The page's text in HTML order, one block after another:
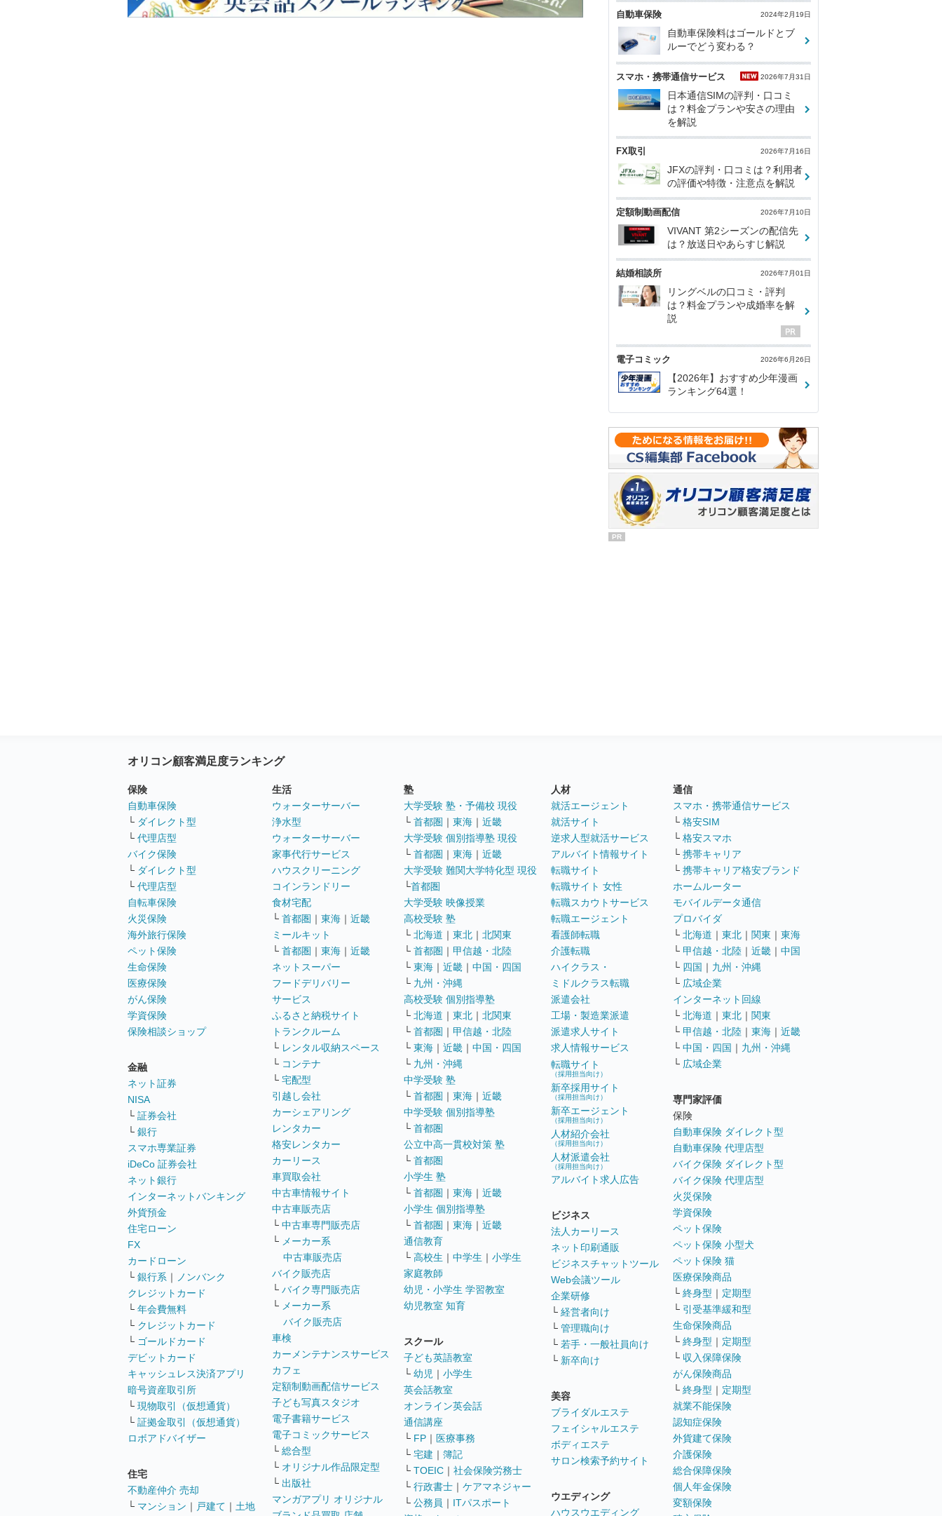
自動車保険 2024年2月19日
自動車保険料はゴールドとブ
ルーでどう変わる？
スマホ・携帯通信サービス 2026年7月31日
日本通信SIMの評判・口コミ
は？料金プランや安さの理由
を解説
FX取引 2026年7月16日
JFXの評判・口コミは？利用者
の評価や特徴・注意点を解説
定額制動画配信 2026年7月10日
VIVANT 第2シーズンの配信先
は？放送日やあらすじ解説
結婚相談所 2026年7月01日
リングベルの口コミ・評判
は？料金プランや成婚率を解
説
電子コミック 2026年6月26日
【2026年】おすすめ少年漫画
ランキング64選！
PR
オリコン顧客満足度ランキング
保険
自動車保険
└ ダイレクト型
└ 代理店型
バイク保険
└ ダイレクト型
└ 代理店型
自転車保険
火災保険
海外旅行保険
ペット保険
生命保険
医療保険
がん保険
学資保険
保険相談ショップ
金融
ネット証券
NISA
└ 証券会社
└ 銀行
スマホ専業証券
iDeCo 証券会社
ネット銀行
インターネットバンキング
外貨預金
住宅ローン
FX
カードローン
└ 銀行系 ｜
ノンバンク
クレジットカード
└ 年会費無料
└ クレジットカード
└ ゴールドカード
デビットカード
キャッシュレス決済アプリ
暗号資産取引所
└ 現物取引（仮想通貨）
└ 証拠金取引（仮想通貨）
ロボアドバイザー
住宅
不動産仲介 売却
└ マンション ｜ 戸建て ｜ 土地
生活
ウォーターサーバー
浄水型
ウォーターサーバー
家事代行サービス
ハウスクリーニング
コインランドリー
食材宅配
└ 首都圏 ｜ 東海 ｜ 近畿
ミールキット
└ 首都圏 ｜ 東海 ｜ 近畿
ネットスーパー
フードデリバリー
サービス
ふるさと納税サイト
トランクルーム
└ レンタル収納スペース
└ コンテナ
└ 宅配型
引越し会社
カーシェアリング
レンタカー
格安レンタカー
カーリース
車買取会社
中古車情報サイト
中古車販売店
└ 中古車専門販売店
└ メーカー系
中古車販売店
バイク販売店
└ バイク専門販売店
└ メーカー系
バイク販売店
車検
カーメンテナンスサービス
カフェ
定額制動画配信サービス
子ども写真スタジオ
電子書籍サービス
電子コミックサービス
└ 総合型
└ オリジナル作品限定型
└ 出版社
マンガアプリ オリジナル
塾
大学受験 塾・予備校 現役
└ 首都圏 ｜ 東海 ｜ 近畿
大学受験 個別指導塾 現役
└ 首都圏 ｜ 東海 ｜ 近畿
大学受験 難関大学特化型 現役
└首都圏
大学受験 映像授業
高校受験 塾
└ 北海道 ｜ 東北 ｜ 北関東
└ 首都圏 ｜ 甲信越・北陸
└ 東海 ｜ 近畿 ｜ 中国・四国
└ 九州・沖縄
高校受験 個別指導塾
└ 北海道 ｜ 東北 ｜ 北関東
└ 首都圏 ｜ 甲信越・北陸
└ 東海 ｜ 近畿 ｜ 中国・四国
└ 九州・沖縄
中学受験 塾
└ 首都圏 ｜ 東海 ｜ 近畿
中学受験 個別指導塾
└ 首都圏
公立中高一貫校対策 塾
└ 首都圏
小学生 塾
└ 首都圏 ｜ 東海 ｜ 近畿
小学生 個別指導塾
└ 首都圏 ｜ 東海 ｜ 近畿
通信教育
└ 高校生 ｜ 中学生 ｜ 小学生
家庭教師
幼児・小学生 学習教室
幼児教室 知育
スクール
子ども英語教室
└ 幼児 ｜ 小学生
英会話教室
オンライン英会話
通信講座
└ FP ｜ 医療事務
└ 宅建 ｜ 簿記
└ TOEIC ｜ 社会保険労務士
└ 行政書士 ｜ ケアマネジャー
└ 公務員 ｜ ITパスポート
人材
就活エージェント
就活サイト
逆求人型就活サービス
アルバイト情報サイト
転職サイト
転職サイト 女性
転職スカウトサービス
転職エージェント
看護師転職
介護転職
ハイクラス・
ミドルクラス転職
派遣会社
工場・製造業派遣
派遣求人サイト
求人情報サービス
転職サイト
（採用担当向け）
新卒採用サイト
（採用担当向け）
新卒エージェント
（採用担当向け）
人材紹介会社
（採用担当向け）
人材派遣会社
（採用担当向け）
アルバイト求人広告
ビジネス
法人カーリース
ネット印刷通販
ビジネスチャットツール
Web会議ツール
企業研修
└ 経営者向け
└ 管理職向け
└ 若手・一般社員向け
└ 新卒向け
美容
ブライダルエステ
フェイシャルエステ
ボディエステ
サロン検索予約サイト
ウエディング
ハウスウエディング
通信
スマホ・携帯通信サービス
└ 格安SIM
└ 格安スマホ
└ 携帯キャリア
└ 携帯キャリア格安ブランド
ホームルーター
モバイルデータ通信
プロバイダ
└ 北海道 ｜ 東北 ｜ 関東 ｜ 東海
└ 甲信越・北陸 ｜ 近畿 ｜ 中国
└ 四国 ｜ 九州・沖縄
└ 広域企業
インターネット回線
└ 北海道 ｜ 東北 ｜ 関東
└ 甲信越・北陸 ｜ 東海 ｜ 近畿
└ 中国・四国 ｜ 九州・沖縄
└ 広域企業
専門家評価
保険
自動車保険 ダイレクト型
自動車保険 代理店型
バイク保険 ダイレクト型
バイク保険 代理店型
火災保険
学資保険
ペット保険
ペット保険 小型犬
ペット保険 猫
医療保険商品
└ 終身型 ｜ 定期型
└ 引受基準緩和型
生命保険商品
└ 終身型 ｜ 定期型
└ 収入保障保険
がん保険商品
└ 終身型 ｜ 定期型
就業不能保険
認知症保険
外貨建て保険
介護保険
総合保障保険
個人年金保険
変額保険